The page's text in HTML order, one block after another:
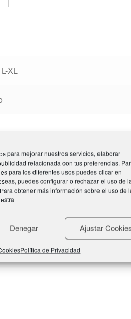
para mejorar nuestros servicios, elaborar
relacionada con tus preferencias.
para los diferentes usos puedes clicar en
puedes configurar o rechazar el uso de
obtener más información sobre el uso de
Denegar Ajustar
Política de Privacidad
XL
hacer una valoración.